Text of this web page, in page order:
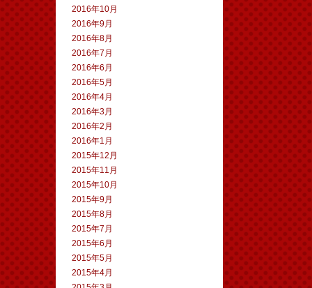
2016年10月
2016年9月
2016年8月
2016年7月
2016年6月
2016年5月
2016年4月
2016年3月
2016年2月
2016年1月
2015年12月
2015年11月
2015年10月
2015年9月
2015年8月
2015年7月
2015年6月
2015年5月
2015年4月